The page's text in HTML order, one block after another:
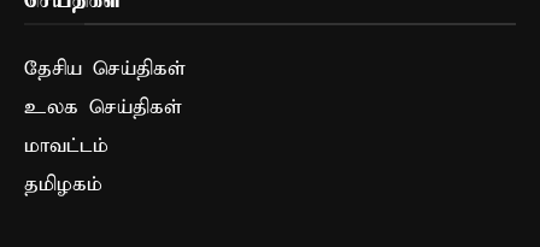
தேசிய செய்திகள்
உலக செய்திகள்
மாவட்டம்
தமிழகம்